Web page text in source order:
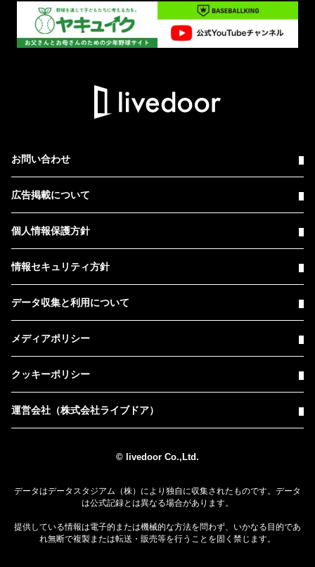
お問い合わせ
広告掲載について
個人情報保護方針
情報セキュリティ方針
データ収集と利用について
メディアポリシー
クッキーポリシー
運営会社（株式会社ライブドア）
© livedoor Co.,Ltd.
データはデータスタジアム（株）により独自に収集されたものです。データ
は公式記録とは異なる場合があります。
提供している情報は電子的または機械的な方法を問わず、いかなる目的であ
れ無断で複製または転送・販売等を行うことを固く禁じます。